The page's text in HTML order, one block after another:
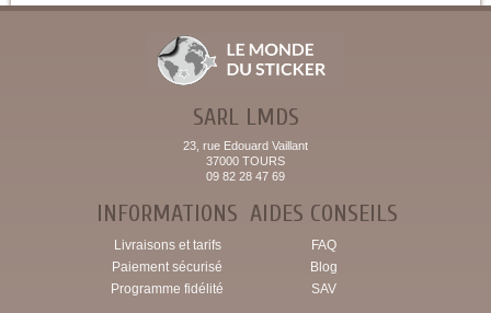
SARL LMDS
23, rue Edouard Vaillant
37000 TOURS
09 82 28 47 69
INFORMATIONS
Livraisons et tarifs
Paiement sécurisé
Programme fidélité
AIDES CONSEILS
FAQ
Blog
SAV